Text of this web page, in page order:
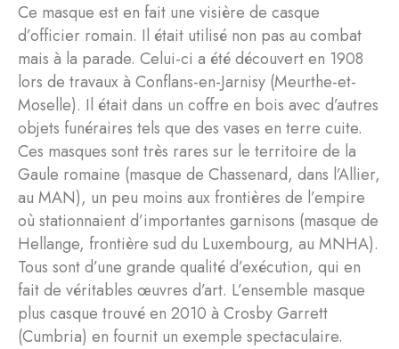
Ce masque est en fait une visière de casque
d’officier romain. Il était utilisé non pas au combat
mais à la parade. Celui-ci a été découvert en 1908
lors de travaux à Conflans-en-Jarnisy (Meurthe-et-
Moselle). Il était dans un coffre en bois avec d’autres
objets funéraires tels que des vases en terre cuite.
Ces masques sont très rares sur le territoire de la
Gaule romaine (masque de Chassenard, dans l’Allier,
au MAN), un peu moins aux frontières de l’empire
où stationnaient d’importantes garnisons (masque de
Hellange, frontière sud du Luxembourg, au MNHA).
Tous sont d’une grande qualité d’exécution, qui en
fait de véritables œuvres d’art. L’ensemble masque
plus casque trouvé en 2010 à Crosby Garrett
(Cumbria) en fournit un exemple spectaculaire.